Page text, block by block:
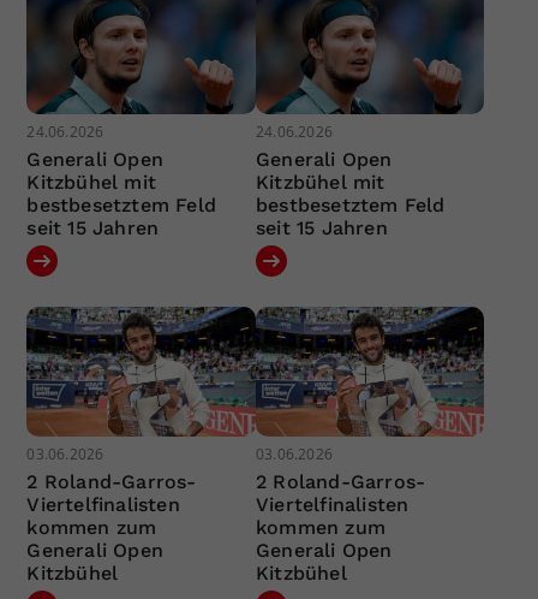
24.06.2026
Generali Open
Kitzbühel mit
bestbesetztem Feld
seit 15 Jahren
24.06.2026
Generali Open
Kitzbühel mit
bestbesetztem Feld
seit 15 Jahren
03.06.2026
2 Roland-Garros-
Viertelfinalisten
kommen zum
Generali Open
Kitzbühel
03.06.2026
2 Roland-Garros-
Viertelfinalisten
kommen zum
Generali Open
Kitzbühel